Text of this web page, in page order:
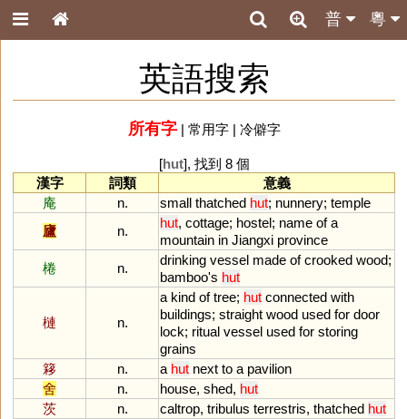
粵
普
英語搜索
所有字| 常用字| 冷僻字
[hut], 找到 8 個
漢字
詞類
意義
庵
n. small thatched hut; nunnery; temple
廬
n.
hut, cottage; hostel; name of a
mountain in Jiangxi province
棬
n.
drinking vessel made of crooked wood;
bamboo's hut
槤 n.
a kind of tree; hut connected with
buildings; straight wood used for door
lock; ritual vessel used for storing
grains
簃
n. a hut next to a pavilion
舍
n. house, shed, hut
茨
n. caltrop, tribulus terrestris, thatched hut